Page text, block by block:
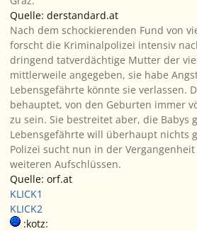
Quelle: derstandard.at
Nach dem schockierenden Fund von
forscht die Kriminalpolizei intensiv
dringend tatverdächtige Mutter der
mittlerweile angegeben, sie habe
Lebensgefährte könnte sie verlassen.
behauptet, von den Geburten immer
zu sein. Sie bestreitet aber, die Babys
Lebensgefährte will überhaupt nichts
Polizei sucht nun in der
weiteren Aufschlüssen.
Quelle: orf.at
KLICK1
KLICK2
:kotz: